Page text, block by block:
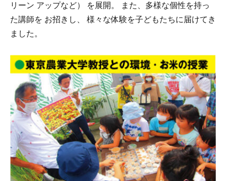
リーン アップなど） を展開。 また、多様な個性を持っ
た講師を お招きし、 様々な体験を子どもたちに届けてき
ました。